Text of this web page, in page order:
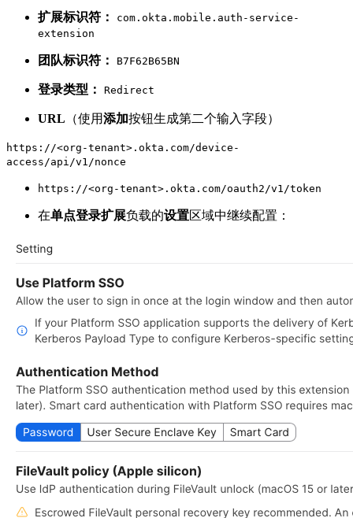
扩展标识符：
com.okta.mobile.auth-service-
extension
团队标识符： B7F62B65BN
登录类型： Redirect
URL （使用添加按钮生成第二个输入字段）
https://<org-tenant>.okta.com/device-
access/api/v1/nonce
https://<org-tenant>.okta.com/oauth2/v1/token
在单点登录扩展负载的设置区域中继续配置：